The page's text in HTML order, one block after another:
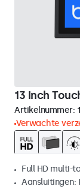
13 Inch
Artikelnummer:
Verwachte
Full HD multi-
Aansluitingen: